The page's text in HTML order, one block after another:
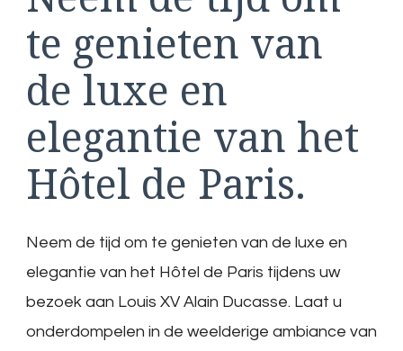
te genieten van
de luxe en
elegantie van het
Hôtel de Paris.
Neem de tijd om te genieten van de luxe en
elegantie van het Hôtel de Paris tijdens uw
bezoek aan Louis XV Alain Ducasse. Laat u
onderdompelen in de weelderige ambiance van